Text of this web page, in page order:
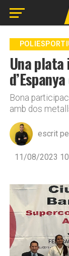
Una plata
Bona
amb dos
escrit
11/08/2023